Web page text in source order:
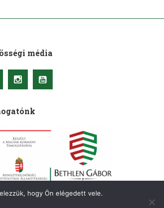
média
hogy Ön elégedett vele.